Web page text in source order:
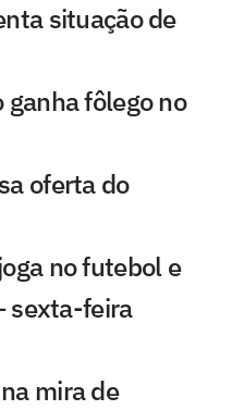
situação de
fôlego no
oferta do
no futebol e
sexta-feira
mira de